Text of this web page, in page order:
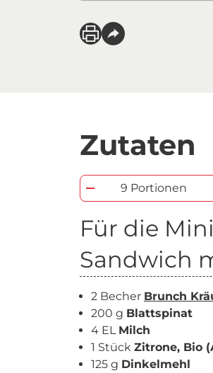
Zutaten
9 Portionen
Für die
Sandwich
2 Becher Brunch
200 g Blattspinat
4 EL Milch
1 Stück Zitrone, Bio
125 g Dinkelmehl